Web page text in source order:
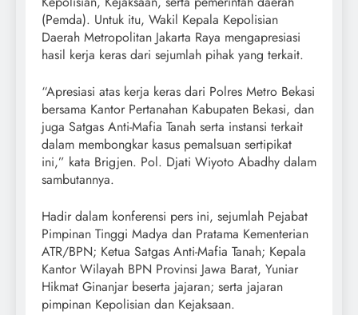
(Pemda). Untuk itu, Wakil Kepala Kepolisian
Daerah Metropolitan Jakarta Raya mengapresiasi
hasil kerja keras dari sejumlah pihak yang terkait.
“Apresiasi atas kerja keras dari Polres Metro Bekasi
bersama Kantor Pertanahan Kabupaten Bekasi, dan
juga Satgas Anti-Mafia Tanah serta instansi terkait
dalam membongkar kasus pemalsuan sertipikat
ini,” kata Brigjen. Pol. Djati Wiyoto Abadhy dalam
sambutannya.
Hadir dalam konferensi pers ini, sejumlah Pejabat
Pimpinan Tinggi Madya dan Pratama Kementerian
ATR/BPN; Ketua Satgas Anti-Mafia Tanah; Kepala
Kantor Wilayah BPN Provinsi Jawa Barat, Yuniar
Hikmat Ginanjar beserta jajaran; serta jajaran
pimpinan Kepolisian dan Kejaksaan.